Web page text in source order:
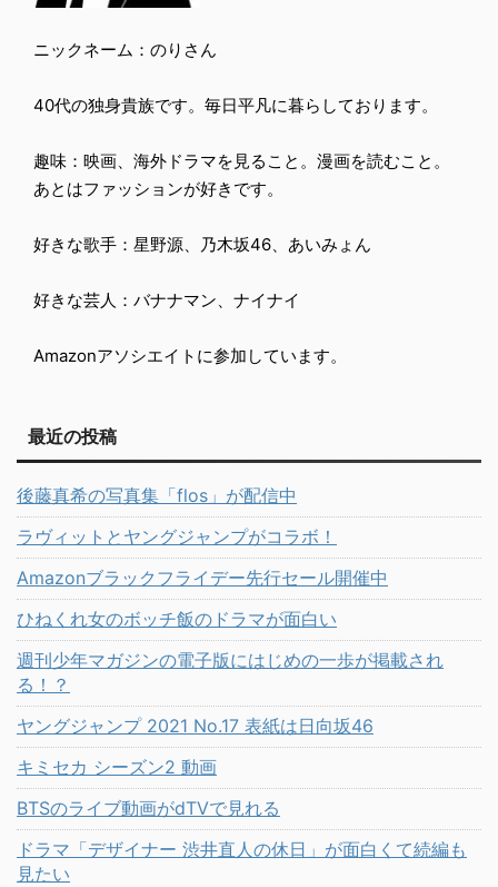
ニックネーム：のりさん
40代の独身貴族です。毎日平凡に暮らしております。
趣味：映画、海外ドラマを見ること。漫画を読むこと。
あとはファッションが好きです。
好きな歌手：星野源、乃木坂46、あいみょん
好きな芸人：バナナマン、ナイナイ
Amazonアソシエイトに参加しています。
最近の投稿
後藤真希の写真集「flos」が配信中
ラヴィットとヤングジャンプがコラボ！
Amazonブラックフライデー先行セール開催中
ひねくれ女のボッチ飯のドラマが面白い
週刊少年マガジンの電子版にはじめの一歩が掲載され
る！？
ヤングジャンプ 2021 No.17 表紙は日向坂46
キミセカ シーズン2 動画
BTSのライブ動画がdTVで見れる
ドラマ「デザイナー 渋井直人の休日」が面白くて続編も
見たい